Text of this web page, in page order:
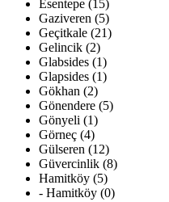
Esentepe (15)
Gaziveren (5)
Geçitkale (21)
Gelincik (2)
Glabsides (1)
Glapsides (1)
Gökhan (2)
Gönendere (5)
Gönyeli (1)
Görneç (4)
Gülseren (12)
Güvercinlik (8)
Hamitköy (5)
- Hamitköy (0)